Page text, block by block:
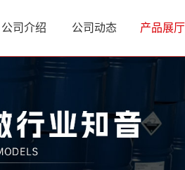
公司介绍 公司动态 产品展厅